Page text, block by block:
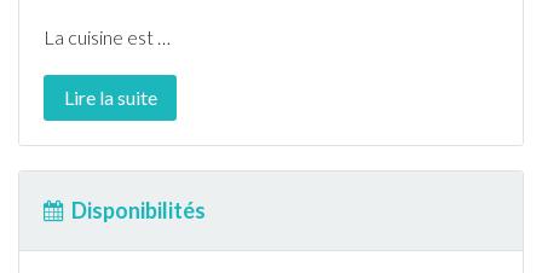
La cuisine est …
Lire la suite
Disponibilités